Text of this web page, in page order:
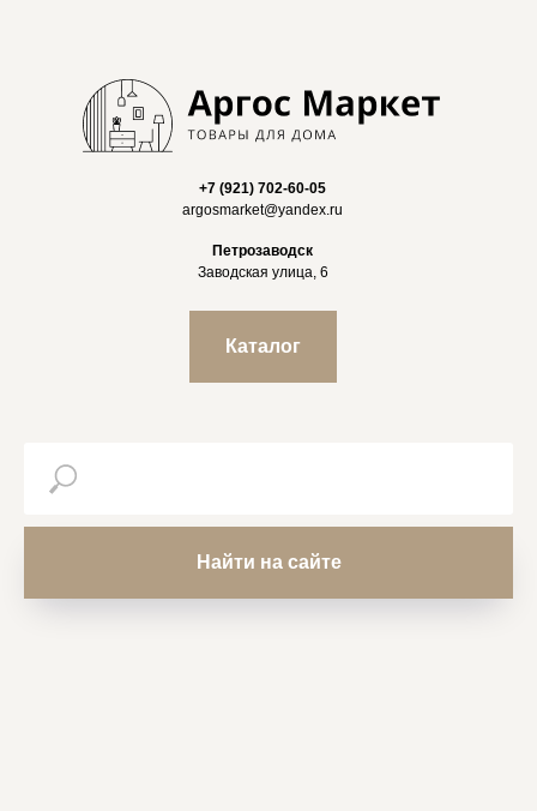
+7 (921) 702-60-05
argosmarket@yandex.ru
Петрозаводск
Заводская улица, 6
Каталог
Найти на сайте